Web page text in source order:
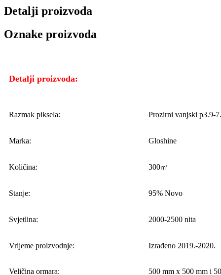
Detalji proizvoda
Oznake proizvoda
Detalji proizvoda:
Razmak piksela: Prozirni vanjski p3.9-
Marka: Gloshine
Količina: 300㎡
Stanje: 95% Novo
Svjetlina: 2000-2500 nita
Vrijeme proizvodnje: Izrađeno 2019.-2020.
Veličina ormara: 500 mm x 500 mm i